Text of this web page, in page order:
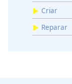
Criar
Reparar